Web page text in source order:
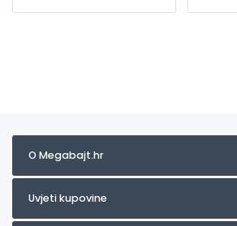
O Megabajt.hr
Uvjeti kupovine